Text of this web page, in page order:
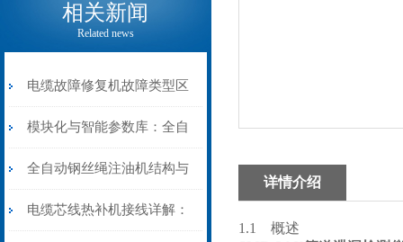
相关新闻
Related news
电缆故障修复机故障类型区
分指南：从“绝缘电
阻”到“波形特征”的精准诊
断逻辑
模块化与智能参数库：全自
动电缆修复机的快速换型逻
辑
全自动钢丝绳注油机结构与
工作原理：揭秘高效润滑的
电缆芯线热补机接线详解：
详情介绍
1.1 概述